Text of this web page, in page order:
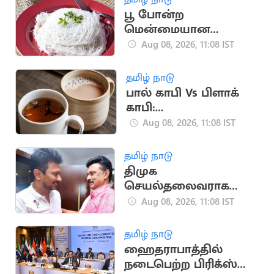
பூ போன்ற
மென்மையான
இடியாப்பம் செய்ய
Aug 08, 2026, 11:08 IST
தமிழ் நாடு
பால் காபி Vs பிளாக்
காபி:
ஆரோக்கியத்திற்கு எது
Aug 08, 2026, 11:08 IST
தமிழ் நாடு
திமுக
செயல்தலைவராக
உதயநிதி? விரைவில்
Aug 08, 2026, 11:08 IST
தமிழ் நாடு
ஹைதராபாத்தில்
நடைபெற்ற பிரிக்ஸ்